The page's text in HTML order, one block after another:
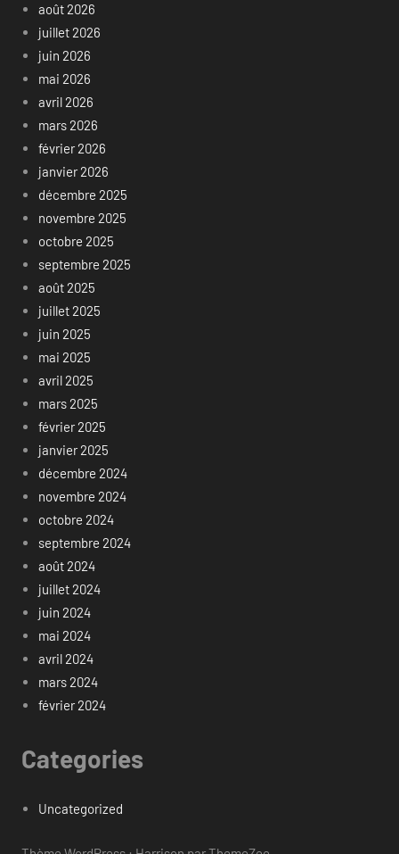
août 2026
juillet 2026
juin 2026
mai 2026
avril 2026
mars 2026
février 2026
janvier 2026
décembre 2025
novembre 2025
octobre 2025
septembre 2025
août 2025
juillet 2025
juin 2025
mai 2025
avril 2025
mars 2025
février 2025
janvier 2025
décembre 2024
novembre 2024
octobre 2024
septembre 2024
août 2024
juillet 2024
juin 2024
mai 2024
avril 2024
mars 2024
février 2024
Categories
Uncategorized